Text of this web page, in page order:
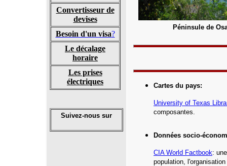
Convertisseur de
devises
Besoin d'un visa?
Le décalage
horaire
Les prises
électriques
Suivez-nous sur
Péninsule de
Cartes du pays:
University of Texas
composantes.
Données socio-
CIA World Factbook:
population,